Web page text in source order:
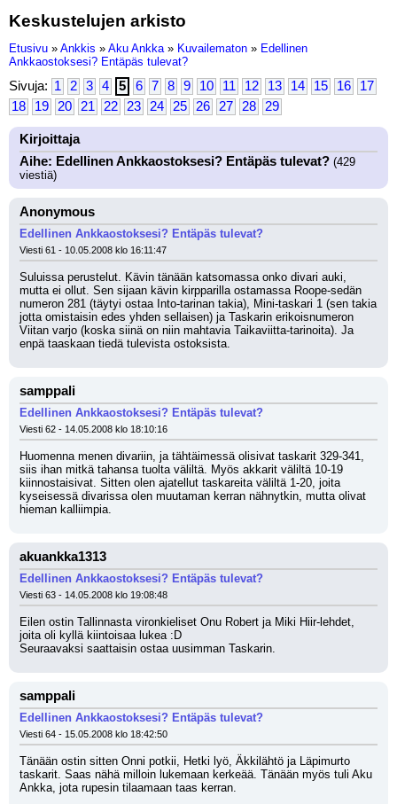
Keskustelujen arkisto
Etusivu » Ankkis » Aku Ankka » Kuvailematon » Edellinen
Ankkaostoksesi? Entäpäs tulevat?
Sivuja: 1 2 3 4 5 6 7 8 9 10 11 12 13 14 15 16
17
18
19 20 21 22 23 24 25 26 27 28 29
Kirjoittaja
Aihe: Edellinen Ankkaostoksesi? Entäpäs tulevat? (429
viestiä)
Anonymous
Edellinen Ankkaostoksesi? Entäpäs tulevat?
Viesti 61 - 10.05.2008 klo 16:11:47
Suluissa perustelut. Kävin tänään katsomassa onko divari auki,
mutta ei ollut. Sen sijaan kävin kirpparilla ostamassa Roope-sedän
numeron 281 (täytyi ostaa Into-tarinan takia), Mini-taskari 1 (sen takia
jotta omistaisin edes yhden sellaisen) ja Taskarin erikoisnumeron
Viitan varjo (koska siinä on niin mahtavia Taikaviitta-tarinoita). Ja
enpä taaskaan tiedä tulevista ostoksista.
samppali
Edellinen Ankkaostoksesi? Entäpäs tulevat?
Viesti 62 - 14.05.2008 klo 18:10:16
Huomenna menen divariin, ja tähtäimessä olisivat taskarit 329-341,
siis ihan mitkä tahansa tuolta väliltä. Myös akkarit väliltä 10-19
kiinnostaisivat. Sitten olen ajatellut taskareita väliltä 1-20, joita
kyseisessä divarissa olen muutaman kerran nähnytkin, mutta olivat
hieman kalliimpia.
akuankka1313
Edellinen Ankkaostoksesi? Entäpäs tulevat?
Viesti 63 - 14.05.2008 klo 19:08:48
Eilen ostin Tallinnasta vironkieliset Onu Robert ja Miki Hiir-lehdet,
joita oli kyllä kiintoisaa lukea :D
Seuraavaksi saattaisin ostaa uusimman Taskarin.
samppali
Edellinen Ankkaostoksesi? Entäpäs tulevat?
Viesti 64 - 15.05.2008 klo 18:42:50
Tänään ostin sitten Onni potkii, Hetki lyö, Äkkilähtö ja Läpimurto
taskarit. Saas nähä milloin lukemaan kerkeää. Tänään myös tuli Aku
Ankka, jota rupesin tilaamaan taas kerran.